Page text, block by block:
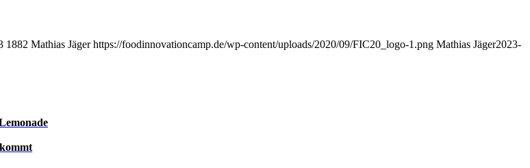
1882 Mathias Jäger https://foodinnovationcamp.de/wp-content/uploads/2020/09/FIC20_logo-1.png Mathias Jäger2023-